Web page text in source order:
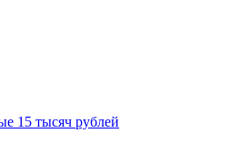
15 тысяч рублей